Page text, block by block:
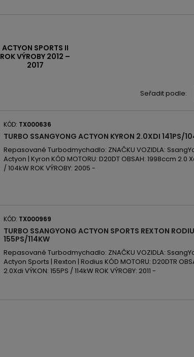
ACTYON SPORTS II
ROK VÝROBY 2012 –
2017
Seřadit podle:
KÓD: TX000636
TURBO SSANGYONG ACTYON KYRON 2.0XDI 141PS/
Repasované Turbodmychadlo: ZNAČKU VOZIDLA:
Actyon | Kyron KÓD MOTORU: D20DT OBSAH: 1998ccm 2.0
/ 104kW ROK VÝROBY: 2005 -
KÓD: TX000969
TURBO SSANGYONG ACTYON SPORTS REXTON
155PS/114KW
Repasované Turbodmychadlo: ZNAČKU VOZIDLA:
Actyon Sports | Rexton | Rodius KÓD MOTORU: D20DTR
2.0Xdi VÝKON: 155PS / 114kW ROK VÝROBY: 2011 -